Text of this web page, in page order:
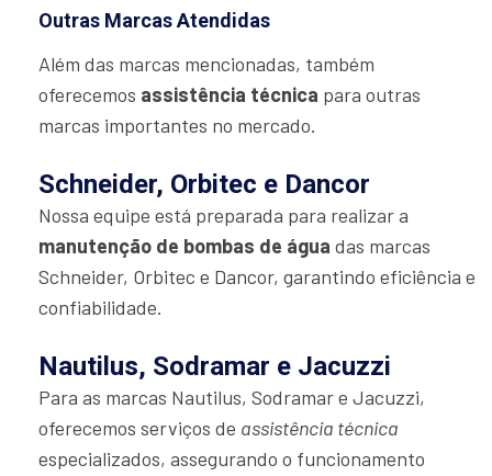
Outras Marcas Atendidas
Além das marcas mencionadas, também
oferecemos assistência técnica para outras
marcas importantes no mercado.
Schneider, Orbitec e Dancor
Nossa equipe está preparada para realizar a
manutenção de bombas de água das marcas
Schneider, Orbitec e Dancor, garantindo eficiência e
confiabilidade.
Nautilus, Sodramar e Jacuzzi
Para as marcas Nautilus, Sodramar e Jacuzzi,
oferecemos serviços de assistência técnica
especializados, assegurando o funcionamento